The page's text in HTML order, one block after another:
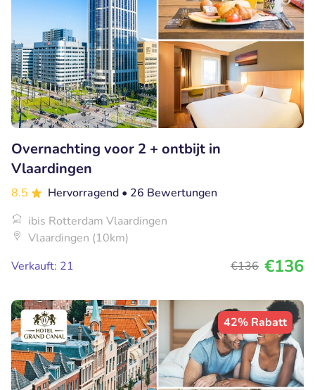
Overnachting voor 2 + ontbijt in
Vlaardingen
8.5 Hervorragend • 26 Bewertungen
ibis Rotterdam Vlaardingen
Vlaardingen (10km)
Verkauft: 21
€136 €136
42% Rabatt